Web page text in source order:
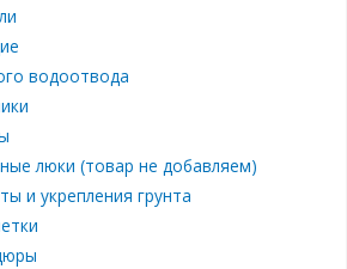
водоотвода
люки (товар не добавляем)
и укрепления грунта